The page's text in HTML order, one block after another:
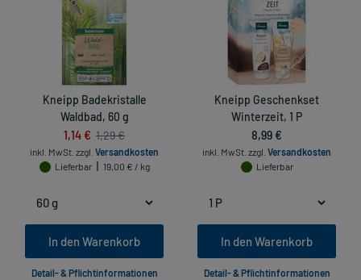
Kneipp Badekristalle
Waldbad, 60 g
1,14 € 1,29 €
inkl. MwSt. zzgl. Versandkosten
Lieferbar
19,00 € / kg
In den Warenkorb
Detail- & Pflichtinformationen
Kneipp Geschenkset
Winterzeit, 1 P
8,99 €
inkl. MwSt. zzgl. Versandkosten
Lieferbar
In den Warenkorb
Detail- & Pflichtinformationen